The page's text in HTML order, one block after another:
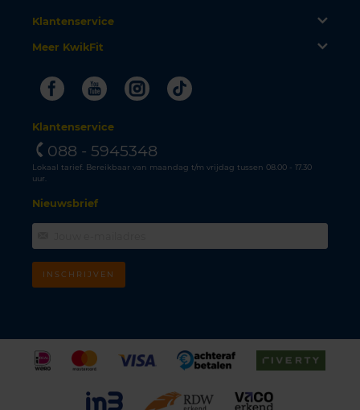
Klantenservice
Meer KwikFit
FacebookYoutubeInstagram
Tiktok
Klantenservice
088 - 5945348
Lokaal tarief. Bereikbaar van maandag t/m vrijdag tussen 08.00 - 17.30
uur.
Nieuwsbrief
INSCHRIJVEN